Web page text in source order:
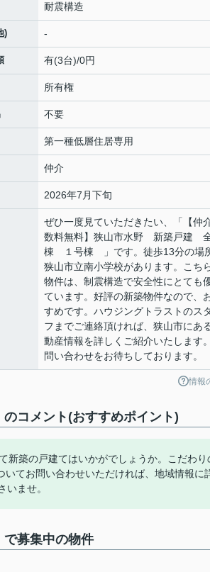
耐震構造
) -
有(3台)/0円
所有権
不要
第一種低層住居専用
仲介
2026年7月下旬
ぜひ一度見ていただきたい、「【仲
数料無料】狭山市水野 新築戸建
棟 １号棟 」です。徒歩13分の場
狭山市立南小学校があります。こち
物件は、制震構造で安全性にとても
ています。好評の新築物件なので、
すめです。ハウジングトラストのス
フまでご連絡頂ければ、狭山市にあ
動産情報を詳しくご紹介いたします
問い合わせをお待ちしております。
情報
コメント(おすすめポイント)
新築の戸建てはいかがでしょうか。こだわり
てお問い合わせいただければ、地域情報に
ませ。
募集中の物件